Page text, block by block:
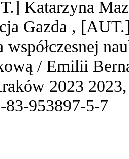
Katarzyna
Gazda ,
/ Emilii
2023
83-953897-5-7